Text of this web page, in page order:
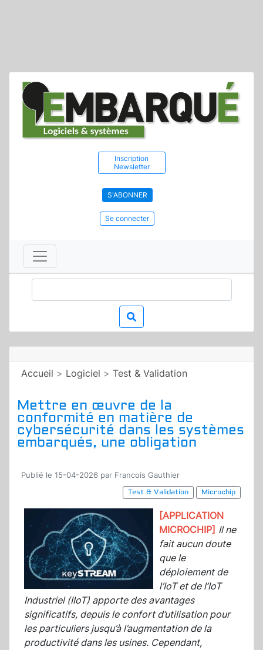
Inscription
Newsletter
S'ABONNER
Se connecter
Accueil > Logiciel > Test & Validation
Mettre en œuvre de la
conformité en matière de
cybersécurité dans les systèmes
embarqués, une obligation
Publié le 15-04-2026 par Francois Gauthier
Test & Validation
Microchip
[APPLICATION
MICROCHIP] Il ne
fait aucun doute
que le
déploiement de
l’IoT et de l’IoT
Industriel (IIoT) apporte des avantages
significatifs, depuis le confort d’utilisation pour
les particuliers jusqu’à l’augmentation de la
productivité dans les usines. Cependant,